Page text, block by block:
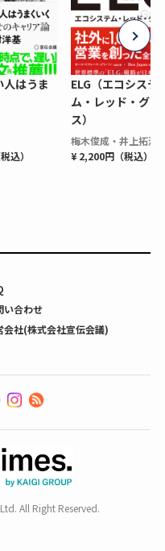
はうま
込）
ELG（エコシステ
ム・レッド・グロ
ス）
梅木俊成・井上拓海
¥ 2,200円（税込）
い合わせ
会社(株式会社宣伝会議)
All Right Reserved.